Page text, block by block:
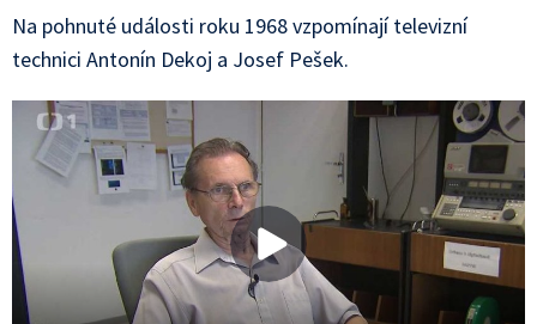
Na pohnuté události roku 1968 vzpomínají televizní
technici Antonín Dekoj a Josef Pešek.